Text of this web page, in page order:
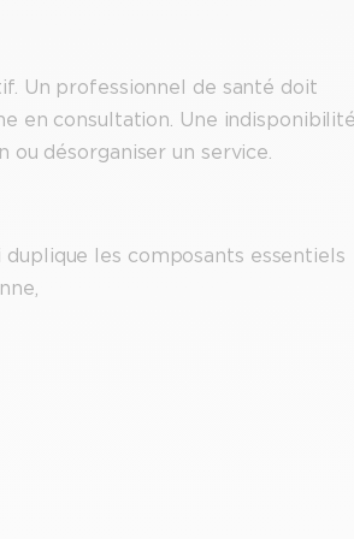
Un professionnel de santé doit
en consultation. Une
désorganiser un service.
les composants essentiels